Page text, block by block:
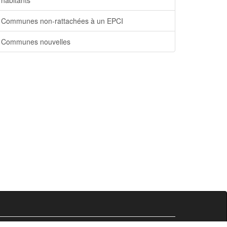
Communes non-rattachées à un EPCI
Communes nouvelles